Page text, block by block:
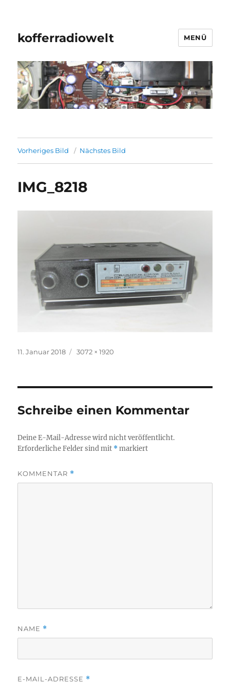
kofferradiowelt MENÜ
Vorheriges Bild Nächstes Bild
IMG_8218
Veröffentlicht
11. Januar 2018
Volle
3072 × 1920
Schreibe einen Kommentar
Deine E-Mail-Adresse wird nicht veröffentlicht.
Erforderliche Felder sind mit *markiert
KOMMENTAR *
NAME *
E-MAIL-ADRESSE *